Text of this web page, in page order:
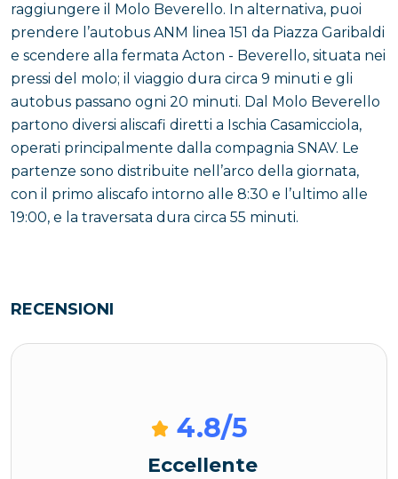
raggiungere il Molo Beverello. In alternativa, puoi
prendere l’autobus ANM linea 151 da Piazza Garibaldi
e scendere alla fermata Acton - Beverello, situata nei
pressi del molo; il viaggio dura circa 9 minuti e gli
autobus passano ogni 20 minuti. Dal Molo Beverello
partono diversi aliscafi diretti a Ischia Casamicciola,
operati principalmente dalla compagnia SNAV. Le
partenze sono distribuite nell’arco della giornata,
con il primo aliscafo intorno alle 8:30 e l’ultimo alle
19:00, e la traversata dura circa 55 minuti.
RECENSIONI
4.8/5
Eccellente